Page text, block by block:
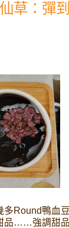
草：彈
多Round鴨血
品……強調甜